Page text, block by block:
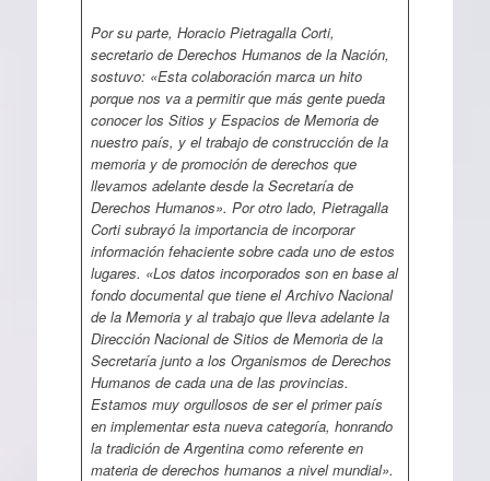
Por su parte, Horacio Pietragalla Corti,
secretario de Derechos Humanos de la Nación,
sostuvo: «Esta colaboración marca un hito
porque nos va a permitir que más gente pueda
conocer los Sitios y Espacios de Memoria de
nuestro país, y el trabajo de construcción de la
memoria y de promoción de derechos que
llevamos adelante desde la Secretaría de
Derechos Humanos». Por otro lado, Pietragalla
Corti subrayó la importancia de incorporar
información fehaciente sobre cada uno de estos
lugares. «Los datos incorporados son en base al
fondo documental que tiene el Archivo Nacional
de la Memoria y al trabajo que lleva adelante la
Dirección Nacional de Sitios de Memoria de la
Secretaría junto a los Organismos de Derechos
Humanos de cada una de las provincias.
Estamos muy orgullosos de ser el primer país
en implementar esta nueva categoría, honrando
la tradición de Argentina como referente en
materia de derechos humanos a nivel mundial».